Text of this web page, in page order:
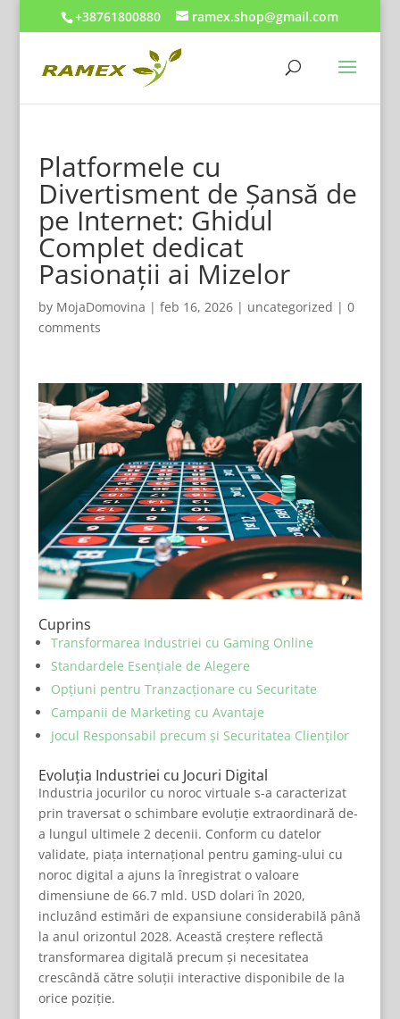
+38761800880 ramex.shop@gmail.com
Platformele cu
Divertisment de Șansă de
pe Internet: Ghidul
Complet dedicat
Pasionații ai Mizelor
by MojaDomovina | feb 16, 2026| uncategorized | 0
comments
Cuprins
Transformarea Industriei cu Gaming Online
Standardele Esențiale de Alegere
Opțiuni pentru Tranzacționare cu Securitate
Campanii de Marketing cu Avantaje
Jocul Responsabil precum și Securitatea Clienților
Evoluția Industriei cu Jocuri Digital
Industria jocurilor cu noroc virtuale s-a caracterizat
prin traversat o schimbare evoluție extraordinară de-
a lungul ultimele 2 decenii. Conform cu datelor
validate, piața internațional pentru gaming-ului cu
noroc digital a ajuns la înregistrat o valoare
dimensiune de 66.7 mld. USD dolari în 2020,
incluzând estimări de expansiune considerabilă până
la anul orizontul 2028. Această creștere reflectă
transformarea digitală precum și necesitatea
crescândă către soluții interactive disponibile de la
orice poziție.